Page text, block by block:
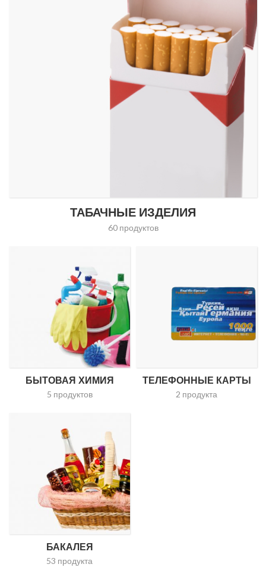
ТАБАЧНЫЕ ИЗДЕЛИЯ
60 продуктов
БЫТОВАЯ ХИМИЯ
5 продуктов
ТЕЛЕФОННЫЕ КАРТЫ
2 продукта
БАКАЛЕЯ
53 продукта